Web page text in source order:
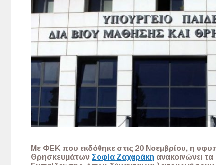
Με ΦΕΚ που εκδόθηκε στις 20 Νοεμβρίου, η
Θρησκευμάτων Σοφία Ζαχαράκη ανακοινώνει